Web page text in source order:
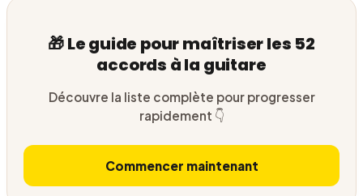
🎁 Le guide pour maîtriser les 52
accords à la guitare
Découvre la liste complète pour progresser
rapidement 👇
Commencer maintenant